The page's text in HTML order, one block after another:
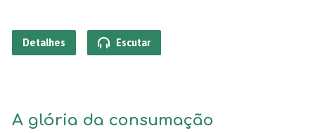
Detalhes Escutar
A glória da consumação